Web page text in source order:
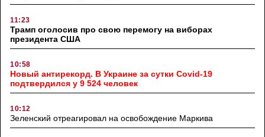
11:23
Трамп оголосив про свою перемогу на виборах
президента США
10:58
Новый антирекорд. В Украине за сутки Covid-19
подтвердился у 9 524 человек
10:12
Зеленский отреагировал на освобождение Маркива